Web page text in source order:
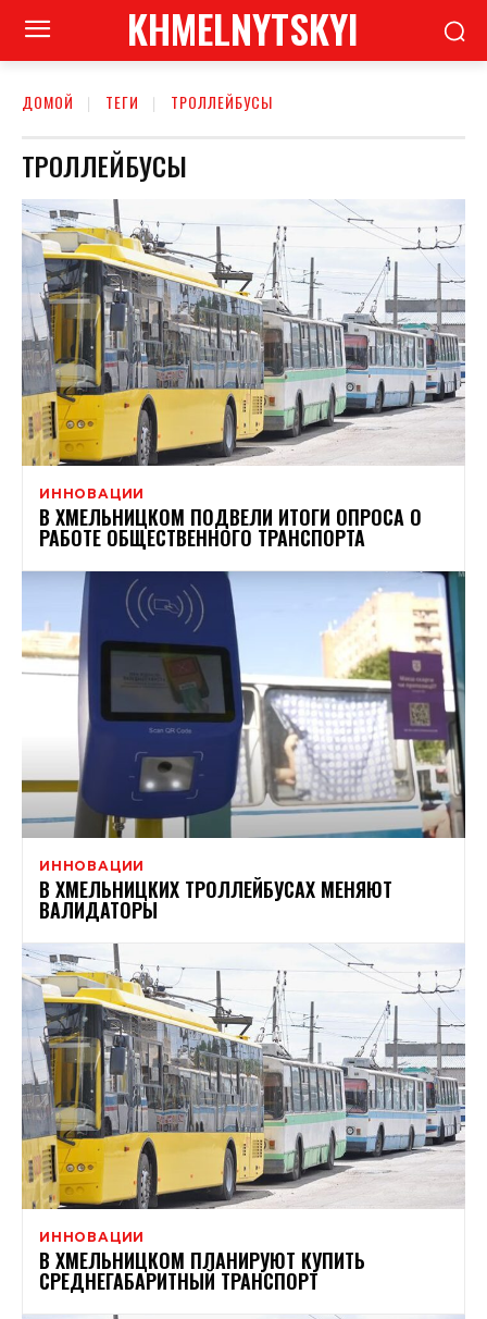
KHMELNYTSKYI
ДОМОЙ ТЕГИ ТРОЛЛЕЙБУСЫ
ТРОЛЛЕЙБУСЫ
ИННОВАЦИИ
В ХМЕЛЬНИЦКОМ ПОДВЕЛИ ИТОГИ ОПРОСА О
РАБОТЕ ОБЩЕСТВЕННОГО ТРАНСПОРТА
ИННОВАЦИИ
В ХМЕЛЬНИЦКИХ ТРОЛЛЕЙБУСАХ МЕНЯЮТ
ВАЛИДАТОРЫ
ИННОВАЦИИ
В ХМЕЛЬНИЦКОМ ПЛАНИРУЮТ КУПИТЬ
СРЕДНЕГАБАРИТНЫЙ ТРАНСПОРТ